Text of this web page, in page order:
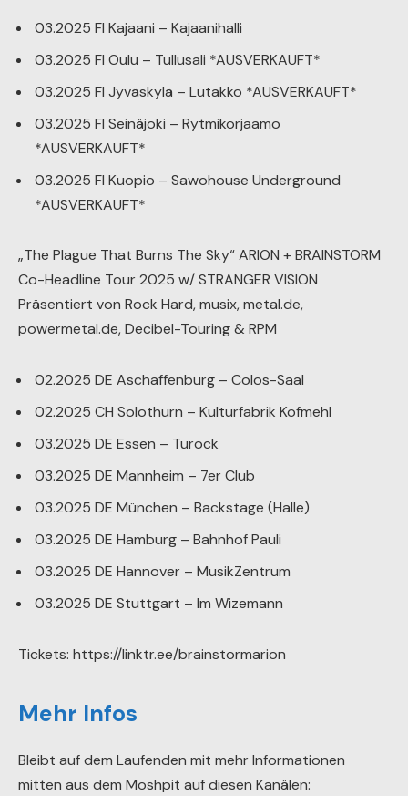
03.2025 FI Kajaani – Kajaanihalli
03.2025 FI Oulu – Tullusali *AUSVERKAUFT*
03.2025 FI Jyväskylä – Lutakko *AUSVERKAUFT*
03.2025 FI Seinäjoki – Rytmikorjaamo
*AUSVERKAUFT*
03.2025 FI Kuopio – Sawohouse Underground
*AUSVERKAUFT*
„The Plague That Burns The Sky“ ARION + BRAINSTORM
Co-Headline Tour 2025 w/ STRANGER VISION
Präsentiert von Rock Hard, musix, metal.de,
powermetal.de, Decibel-Touring & RPM
02.2025 DE Aschaffenburg – Colos-Saal
02.2025 CH Solothurn – Kulturfabrik Kofmehl
03.2025 DE Essen – Turock
03.2025 DE Mannheim – 7er Club
03.2025 DE München – Backstage (Halle)
03.2025 DE Hamburg – Bahnhof Pauli
03.2025 DE Hannover – MusikZentrum
03.2025 DE Stuttgart – Im Wizemann
Tickets: https://linktr.ee/brainstormarion
Mehr Infos
Bleibt auf dem Laufenden mit mehr Informationen
mitten aus dem Moshpit auf diesen Kanälen: